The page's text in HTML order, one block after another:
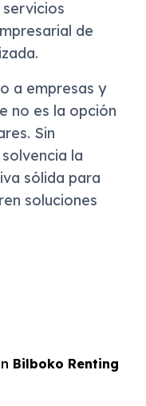
de
a empresas y
no es la opción
Sin
la
sólida para
soluciones
Bilboko Renting